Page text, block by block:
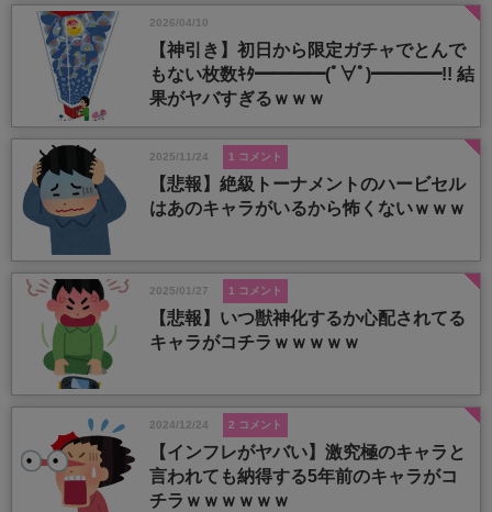
2026/04/10
【神引き】初日から限定ガチャでとんで
もない枚数ｷﾀ━━━━(ﾟ∀ﾟ)━━━━!! 結
果がヤバすぎるｗｗｗ
2025/11/24 1 コメント
【悲報】絶級トーナメントのハービセル
はあのキャラがいるから怖くないｗｗｗ
2025/01/27 1 コメント
【悲報】いつ獣神化するか心配されてる
キャラがコチラｗｗｗｗｗ
2024/12/24 2 コメント
【インフレがヤバい】激究極のキャラと
言われても納得する5年前のキャラがコ
チラｗｗｗｗｗｗ